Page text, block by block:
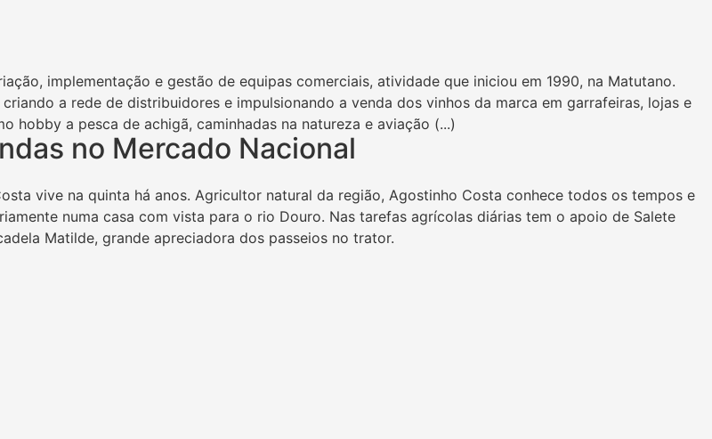
implementação e gestão de equipas comerciais, atividade que iniciou em 1990, na Matutano.
a rede de distribuidores e impulsionando a venda dos vinhos da marca em garrafeiras, lojas e
hobby a pesca de achigã, caminhadas na natureza e aviação (...)
no Mercado Nacional
vive na quinta há anos. Agricultor natural da região, Agostinho Costa conhece todos os tempos e
numa casa com vista para o rio Douro. Nas tarefas agrícolas diárias tem o apoio de Salete
Matilde, grande apreciadora dos passeios no trator.